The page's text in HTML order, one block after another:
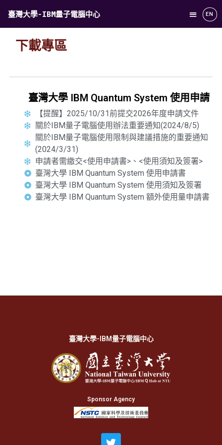
臺灣大學-IBM量子電腦中心 EN
下載專區
臺灣大學 IBM Quantum System 使用申請
【提醒】2025/10/31前提交2026年度申請文件
關於IBM量子電腦使用辦法重要通知(2024/8/5)
關於IBM量子電腦使用限制與建議措施的重要通知
(2024/3/31)
申請者需繳交<使用申請書>、<使用須知及簽署>
臺灣大學 IBM Quantum System 使用申請書
臺灣大學 IBM Quantum System 使用須知及簽署
臺灣大學 IBM Quantum System 額外使用量申請書
臺灣大學-IBM量子電腦中心
Sponsor Agency